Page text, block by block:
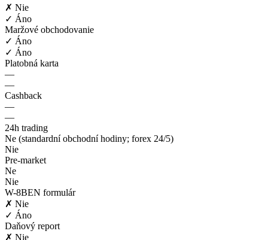
✗ Nie
✓ Áno
Maržové obchodovanie
✓ Áno
✓ Áno
Platobná karta
—
—
Cashback
—
—
24h trading
Ne (standardní obchodní hodiny; forex 24/5)
Nie
Pre-market
Ne
Nie
W-8BEN formulár
✗ Nie
✓ Áno
Daňový report
✗ Nie